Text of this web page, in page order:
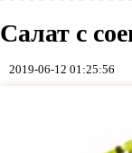
Салат с
2019-06-12 01:25:56